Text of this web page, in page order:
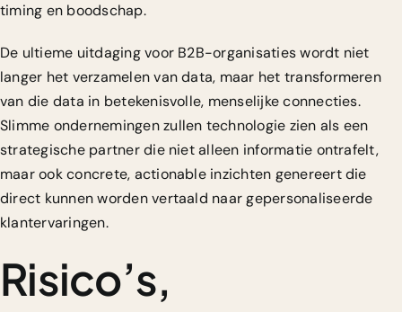
timing en boodschap.
De ultieme uitdaging voor B2B-organisaties wordt niet
langer het verzamelen van data, maar het transformeren
van die data in betekenisvolle, menselijke connecties.
Slimme ondernemingen zullen technologie zien als een
strategische partner die niet alleen informatie ontrafelt,
maar ook concrete, actionable inzichten genereert die
direct kunnen worden vertaald naar gepersonaliseerde
klantervaringen.
Risico’s,